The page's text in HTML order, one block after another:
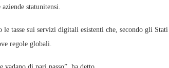
statunitensi.
le tasse sui servizi digitali esistenti che, secondo gli
regole globali.